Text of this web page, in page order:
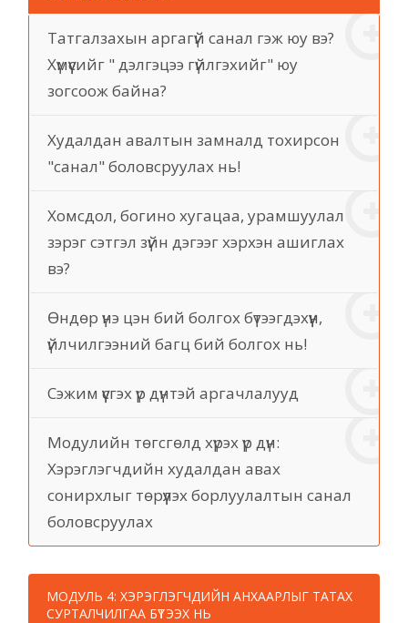
Татгалзахын аргагүй санал гэж юу вэ?
Хүмүүсийг " дэлгэцээ гүйлгэхийг" юу
зогсоож байна?
Худалдан авалтын замналд тохирсон
"санал" боловсруулах нь!
Хомсдол, богино хугацаа, урамшуулал
зэрэг сэтгэл зүйн дэгээг хэрхэн ашиглах
вэ?
Өндөр үнэ цэн бий болгох бүтээгдэхүүн,
үйлчилгээний багц бий болгох нь!
Сэжим үүсгэх үр дүнтэй аргачлалууд
Модулийн төгсгөлд хүрэх үр дүн:
Хэрэглэгчдийн худалдан авах
сонирхлыг төрүүлэх борлуулалтын санал
боловсруулах
МОДУЛЬ 4: ХЭРЭГЛЭГЧДИЙН АНХААРЛЫГ ТАТАХ
СУРТАЛЧИЛГАА БҮТЭЭХ НЬ